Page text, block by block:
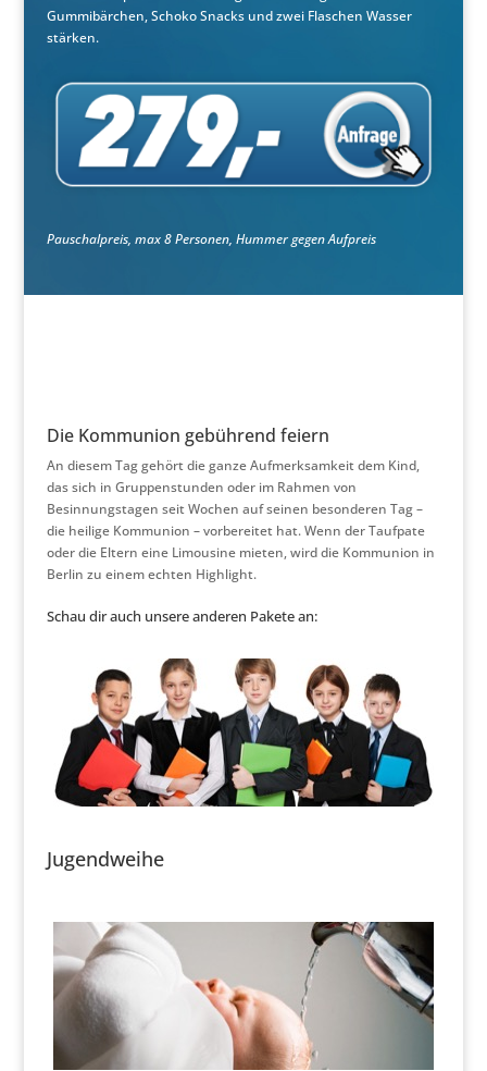
Gummibärchen, Schoko Snacks und zwei Flaschen Wasser
stärken.
Pauschalpreis, max 8 Personen, Hummer gegen Aufpreis
Die Kommunion gebührend feiern
An diesem Tag gehört die ganze Aufmerksamkeit dem Kind,
das sich in Gruppenstunden oder im Rahmen von
Besinnungstagen seit Wochen auf seinen besonderen Tag –
die heilige Kommunion – vorbereitet hat. Wenn der Taufpate
oder die Eltern eine Limousine mieten, wird die Kommunion in
Berlin zu einem echten Highlight.
Schau dir auch unsere anderen Pakete an:
Jugendweihe